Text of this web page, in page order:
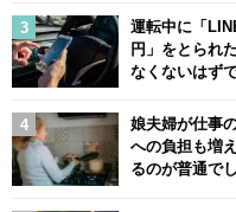
運転中に「
円」をとられ
なくないはず
娘夫婦が仕事
への負担も増
るのが普通で